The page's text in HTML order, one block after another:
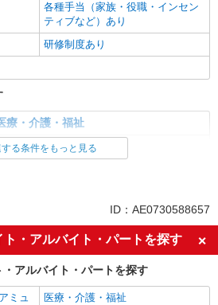
各種手当（家族・役職・インセン
ティブなど）あり
研修制度あり
療・介護・福祉
車通勤OK
社会保険あり
する条件をもっと見る
ID：AE0730588657
・アルバイト・パートを探す
アルバイト・パートを探す
ミュ
医療・介護・福祉